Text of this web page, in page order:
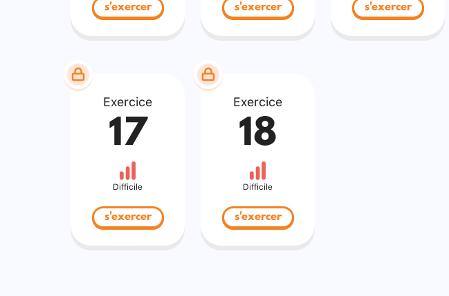
s'exercer s'exercer s'exercer
Exercice
17
Difficile
s'exercer
Exercice
18
Difficile
s'exercer